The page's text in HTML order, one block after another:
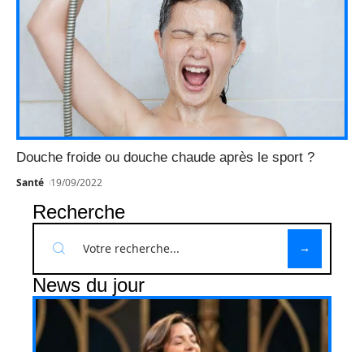
Douche froide ou douche chaude après le sport ?
Santé 19/09/2022
Recherche
News du jour